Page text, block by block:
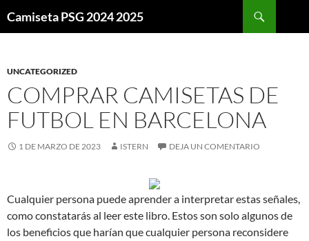
Camiseta PSG 2024 2025
UNCATEGORIZED
COMPRAR CAMISETAS DE
FUTBOL EN BARCELONA
1 DE MARZO DE 2023 ISTERN DEJA UN COMENTARIO
Cualquier persona puede aprender a interpretar estas señales,
como constatarás al leer este libro. Estos son solo algunos de
los beneficios que harían que cualquier persona reconsidere